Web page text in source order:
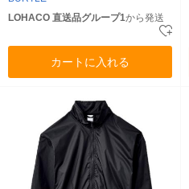
LOHACO 直送品グループ1から発送
カートに入れる